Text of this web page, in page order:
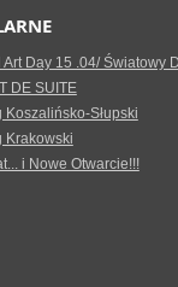
Art Day 15 .04/ Światowy
DE SUITE
Koszalińsko-Słupski
Krakowski
i Nowe Otwarcie!!!